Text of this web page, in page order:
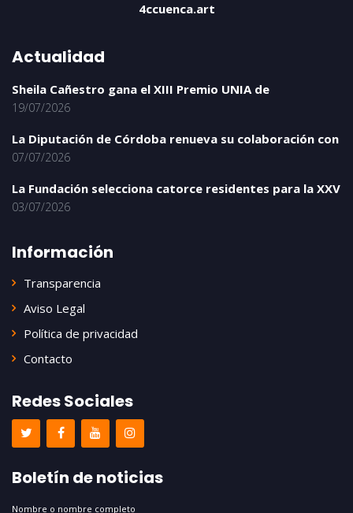
4ccuenca.art
Actualidad
Sheila Cañestro gana el XIII Premio UNIA de
19/07/2026
La Diputación de Córdoba renueva su colaboración con
07/07/2026
La Fundación selecciona catorce residentes para la XXV
03/07/2026
Información
Transparencia
Aviso Legal
Política de privacidad
Contacto
Redes Sociales
Boletín de noticias
Nombre o nombre completo